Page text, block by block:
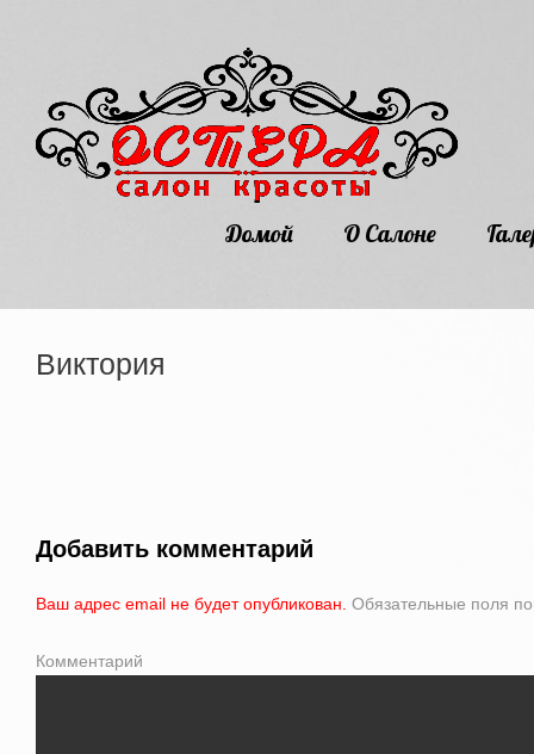
Домой О Салоне
Виктория
Добавить комментарий
Ваш адрес email не будет опубликован. Обязательные поля
Комментарий